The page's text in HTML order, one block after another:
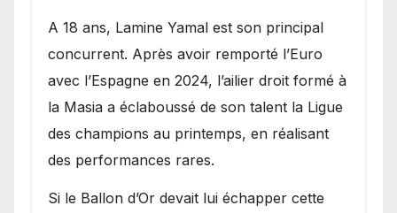
A 18 ans, Lamine Yamal est son principal
concurrent. Après avoir remporté l’Euro
avec l’Espagne en 2024, l’ailier droit formé à
la Masia a éclaboussé de son talent la Ligue
des champions au printemps, en réalisant
des performances rares.
Si le Ballon d’Or devait lui échapper cette